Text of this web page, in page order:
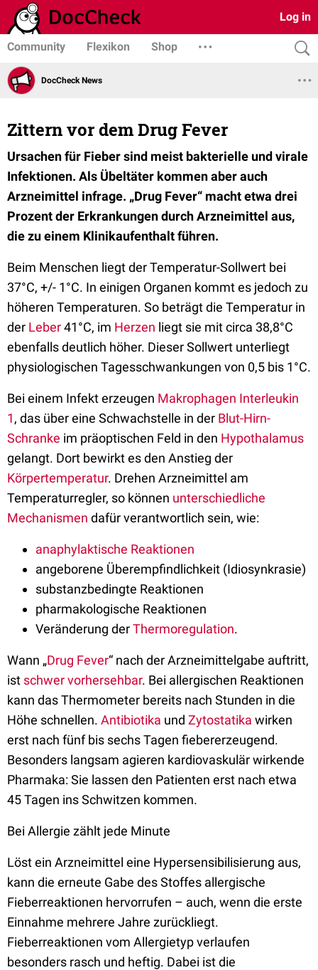
Log in
Community Flexikon Shop
DocCheck News
Zittern vor dem Drug Fever
Ursachen für Fieber sind meist bakterielle und virale
Infektionen. Als Übeltäter kommen aber auch
Arzneimittel infrage. „Drug Fever“ macht etwa drei
Prozent der Erkrankungen durch Arzneimittel aus,
die zu einem Klinikaufenthalt führen.
Beim Menschen liegt der Temperatur-Sollwert bei
37°C, +/- 1°C. In einigen Organen kommt es jedoch zu
höheren Temperaturen. So beträgt die Temperatur in
der Leber41°C, im Herzen liegt sie mit circa 38,8°C
ebenfalls deutlich höher. Dieser Sollwert unterliegt
physiologischen Tagesschwankungen von 0,5 bis 1°C.
Bei einem Infekt erzeugen Makrophagen Interleukin
1, das über eine Schwachstelle in der Blut-Hirn-
Schranke im präoptischen Feld in den Hypothalamus
gelangt. Dort bewirkt es den Anstieg der
Körpertemperatur. Drehen Arzneimittel am
Temperaturregler, so können unterschiedliche
Mechanismen dafür verantwortlich sein, wie:
anaphylaktische Reaktionen
angeborene Überempfindlichkeit (Idiosynkrasie)
substanzbedingte Reaktionen
pharmakologische Reaktionen
Veränderung derThermoregulation.
Wann „Drug Fever“ nach der Arzneimittelgabe auftritt,
ist schwer vorhersehbar. Bei allergischen Reaktionen
kann das Thermometer bereits nach Stunden in die
Höhe schnellen. Antibiotika und Zytostatika wirken
erst nach fünf bis sechs Tagen fiebererzeugend.
Besonders langsam agieren kardiovaskulär wirkende
Pharmaka: Sie lassen den Patienten erst nach etwa
45 Tagen ins Schwitzen kommen.
Bei Allergie zählt jede Minute
Löst ein Arzneimittel eine Hypersensibilisierung aus,
kann die erneute Gabe des Stoffes allergische
Fieberreaktionen hervorrufen – auch, wenn die erste
Einnahme mehrere Jahre zurückliegt.
Fieberreaktionen vom Allergietyp verlaufen
besonders rasch und heftig. Dabei ist die